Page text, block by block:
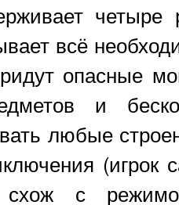
всё
опасные
и
любые
(игрок
с